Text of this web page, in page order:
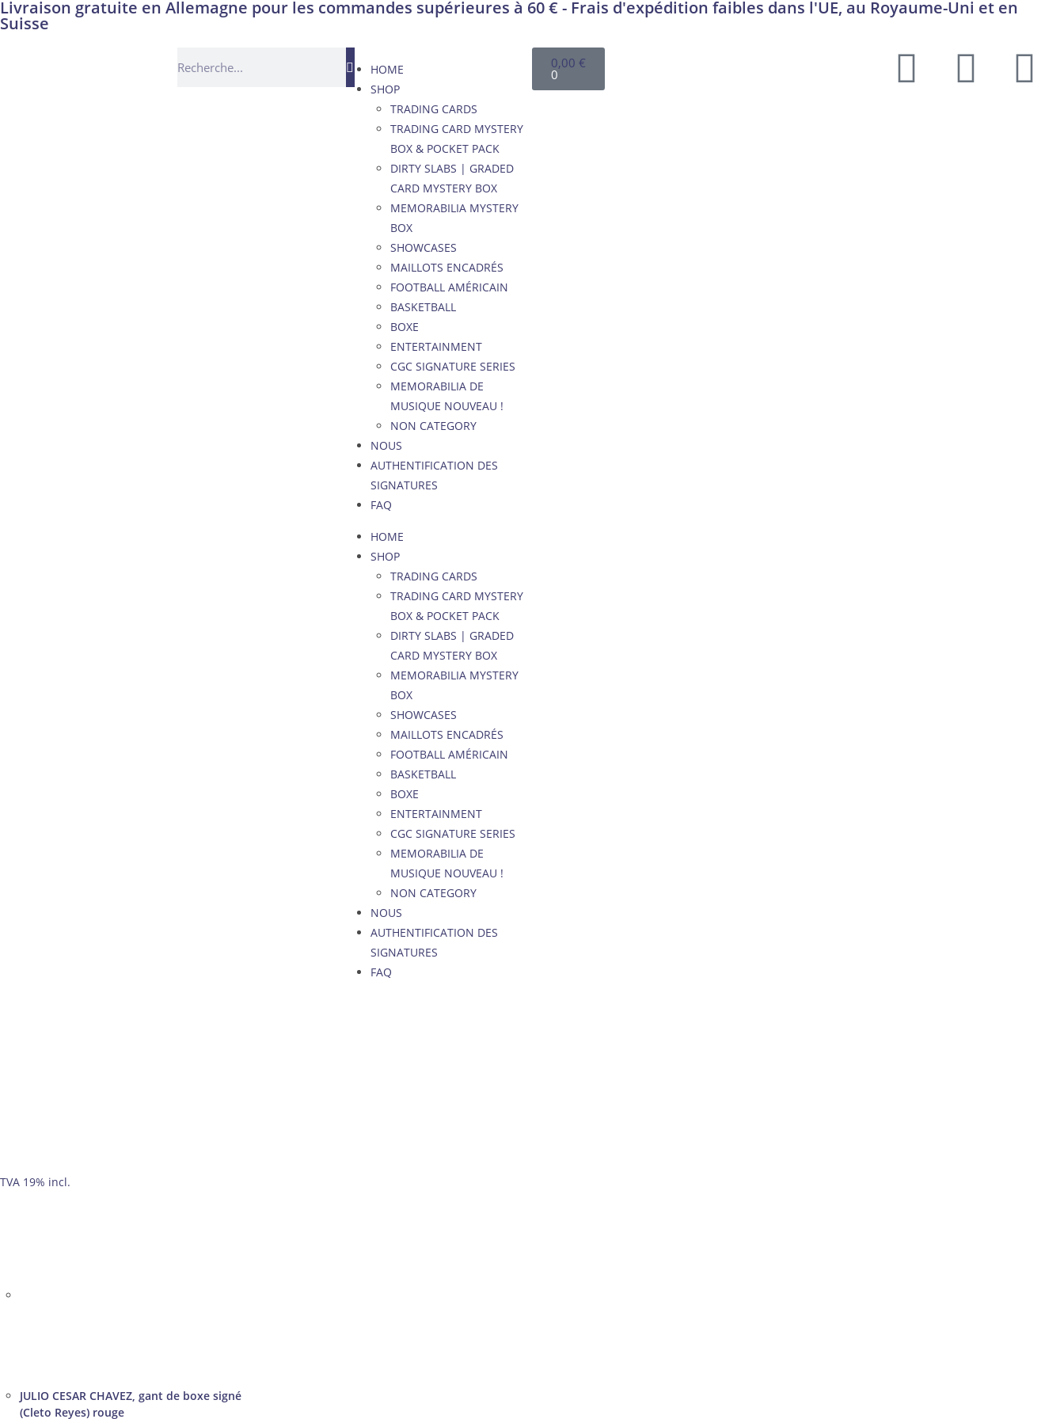
Livraison gratuite en Allemagne pour les commandes supérieures à 60 € - Frais d'expédition faibles dans l'UE, au Royaume-Uni et en
Suisse
HOME
SHOP
TRADING CARDS
TRADING CARD MYSTERY
BOX & POCKET PACK
DIRTY SLABS | GRADED
CARD MYSTERY BOX
MEMORABILIA MYSTERY
BOX
SHOWCASES
MAILLOTS ENCADRÉS
FOOTBALL AMÉRICAIN
BASKETBALL
BOXE
ENTERTAINMENT
CGC SIGNATURE SERIES
MEMORABILIA DE
MUSIQUE NOUVEAU !
NON CATEGORY
NOUS
AUTHENTIFICATION DES
SIGNATURES
FAQ
HOME
SHOP
TRADING CARDS
TRADING CARD MYSTERY
BOX & POCKET PACK
DIRTY SLABS | GRADED
CARD MYSTERY BOX
MEMORABILIA MYSTERY
BOX
SHOWCASES
MAILLOTS ENCADRÉS
FOOTBALL AMÉRICAIN
BASKETBALL
BOXE
ENTERTAINMENT
CGC SIGNATURE SERIES
MEMORABILIA DE
MUSIQUE NOUVEAU !
NON CATEGORY
NOUS
AUTHENTIFICATION DES
SIGNATURES
FAQ
0,00 €
0
TVA 19% incl.
JULIO CESAR CHAVEZ, gant de boxe signé
(Cleto Reyes) rouge